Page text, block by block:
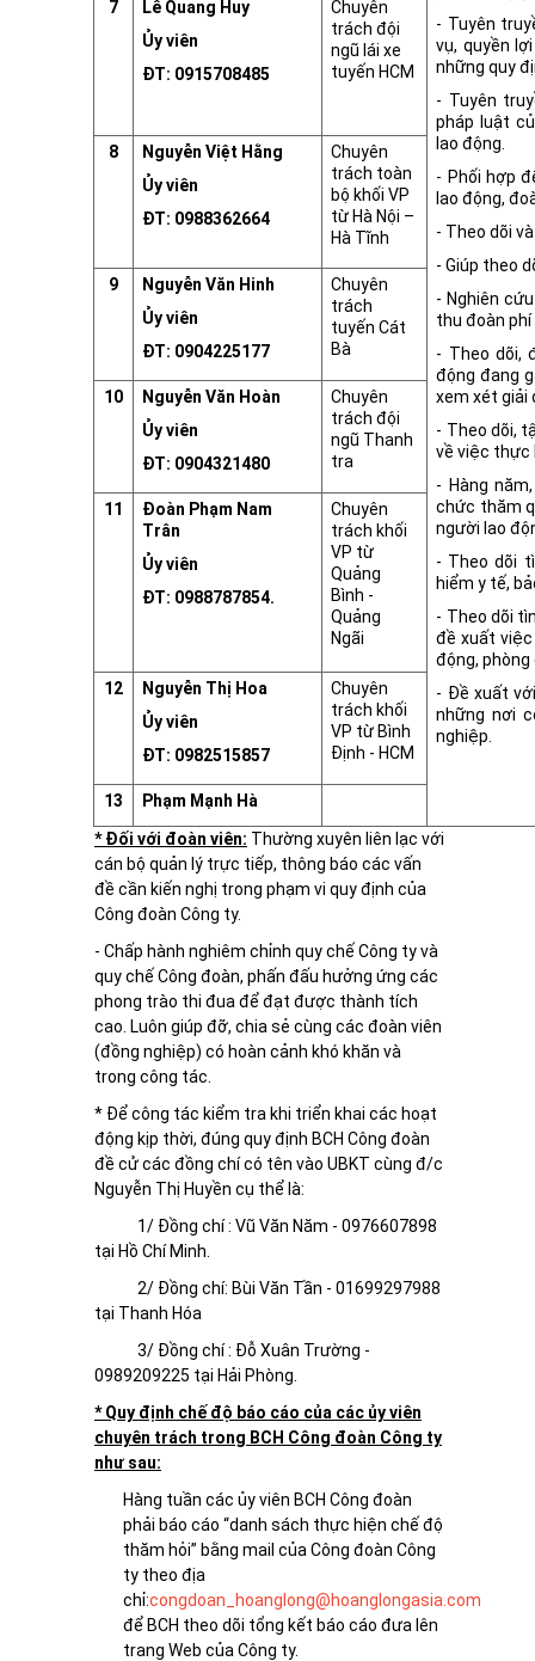
- Tuyên
vụ, quyền
những quy
- Tuyên
pháp luật
lao động.
- Phối hợp
lao động,
- Theo dõi
- Giúp theo
- Nghiên
thu đoàn
- Theo dõi,
động đang
xem xét giải
- Theo dõi,
về việc thực
- Hàng
chức thăm
người lao
- Theo dõi
hiểm y tế,
- Theo dõi
đề xuất
động, phòng
- Đề xuất
những nơi
nghiệp.
7
Lê Quang Huy
Ủy viên
ĐT: 0915708485
Chuyên
trách đội
ngũ lái xe
tuyến HCM
8
Nguyễn Việt Hằng
Ủy viên
ĐT: 0988362664
Chuyên
trách toàn
bộ khối VP
từ Hà Nội –
Hà Tĩnh
9
Nguyễn Văn Hinh
Ủy viên
ĐT: 0904225177
Chuyên
trách
tuyến Cát
Bà
10
Nguyễn Văn Hoàn
Ủy viên
ĐT: 0904321480
Chuyên
trách đội
ngũ Thanh
tra
11
Đoàn Phạm Nam
Trân
Ủy viên
ĐT: 0988787854.
Chuyên
trách khối
VP từ
Quảng
Bình -
Quảng
Ngãi
12
Nguyễn Thị Hoa
Ủy viên
ĐT: 0982515857
Chuyên
trách khối
VP từ Bình
Định - HCM
13
Phạm Mạnh Hà
* Đối với đoàn viên: Thường xuyên liên lạc với
cán bộ quản lý trực tiếp, thông báo các vấn
đề cần kiến nghị trong phạm vi quy định của
Công đoàn Công ty.
- Chấp hành nghiêm chỉnh quy chế Công ty và
quy chế Công đoàn, phấn đấu hưởng ứng các
phong trào thi đua để đạt được thành tích
cao. Luôn giúp đỡ, chia sẻ cùng các đoàn viên
(đồng nghiệp) có hoàn cảnh khó khăn và
trong công tác.
* Để công tác kiểm tra khi triển khai các hoạt
động kịp thời, đúng quy định BCH Công đoàn
đề cử các đồng chí có tên vào UBKT cùng đ/c
Nguyễn Thị Huyền cụ thể là:
1/ Đồng chí : Vũ Văn Năm - 0976607898
tại Hồ Chí Minh.
2/ Đồng chí: Bùi Văn Tần - 01699297988
tại Thanh Hóa
3/ Đồng chí : Đỗ Xuân Trường -
0989209225 tại Hải Phòng.
* Quy định chế độ báo cáo của các ủy viên
chuyên trách trong BCH Công đoàn Công ty
như sau:
Hàng tuần các ủy viên BCH Công đoàn
phải báo cáo “danh sách thực hiện chế độ
thăm hỏi” bằng mail của Công đoàn Công
ty theo địa
chỉ:congdoan_hoanglong@hoanglongasia.com
để BCH theo dõi tổng kết báo cáo đưa lên
trang Web của Công ty.